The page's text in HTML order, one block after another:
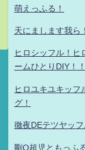
萌えっふる！
天にまします我ら！
ヒロシッフル！ヒ
ームひとりDIY！！
ヒロユキユキッフ
グ！
徹夜DEテツヤッ
剛Q超児ともっふ